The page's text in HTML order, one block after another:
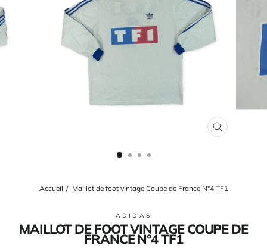
FERMER
Accueil / Maillot de foot vintage Coupe de France N°4 TF1
ADIDAS
MAILLOT DE FOOT VINTAGE COUPE DE
FRANCE N°4 TF1